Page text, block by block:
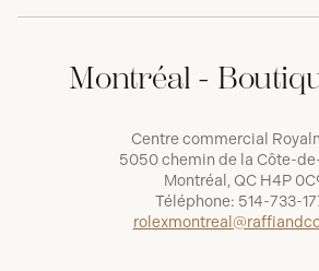
Montréal -
Centre commercial
5050 chemin de la Côte-
Montréal, QC H4P
Téléphone: 514-733-